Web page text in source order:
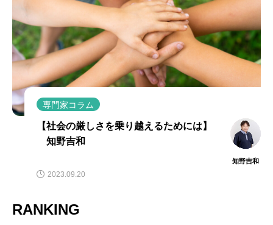
専門家コラム
【社会の厳しさを乗り越えるためには】
知野吉和
知野吉和
2023.09.20
RANKING